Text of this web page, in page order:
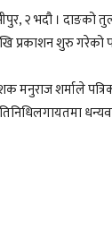
२ भदौ । दाङको
प्रकाशन शुरु गरेको
मनुराज शर्माले